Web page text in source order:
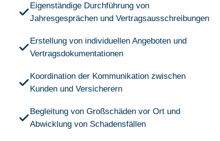
Eigenständige Durchführung von
Jahresgesprächen und Vertragsausschreibungen
Erstellung von individuellen Angeboten und
Vertragsdokumentationen
Koordination der Kommunikation zwischen
Kunden und Versicherern
Begleitung von Großschäden vor Ort und
Abwicklung von Schadensfällen